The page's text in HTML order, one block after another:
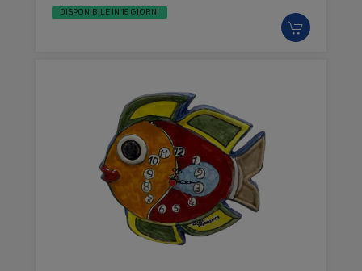
DISPONIBILE IN 15 GIORNI